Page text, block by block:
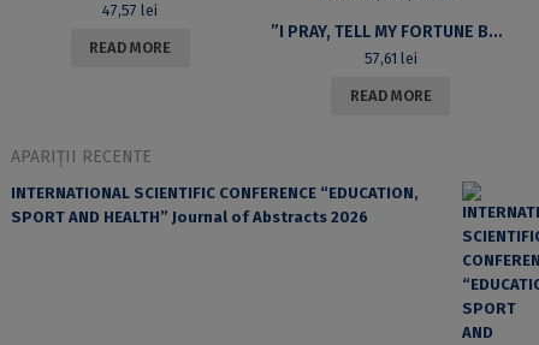
47,57lei
READ MORE
”I PRAY, TELL MY FORTUNE BY CALLING A DEAD ONE”. SORCERY, WITCHCRAFT AND DIVINATION FROM BIBLICAL PERSPECTIVE
57,61 lei
READ MORE
APARIȚII RECENTE
INTERNATIONAL SCIENTIFIC CONFERENCE “EDUCATION,
SPORT AND HEALTH” Journal of Abstracts 2026